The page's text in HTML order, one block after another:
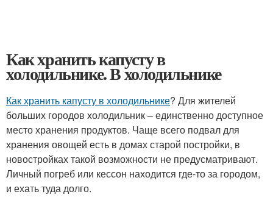
Как хранить капусту в
холодильнике. В холодильнике
Как хранить капусту в холодильнике? Для жителей
больших городов холодильник – единственно доступное
место хранения продуктов. Чаще всего подвал для
хранения овощей есть в домах старой постройки, в
новостройках такой возможности не предусматривают.
Личный погреб или кессон находится где-то за городом,
и ехать туда долго.